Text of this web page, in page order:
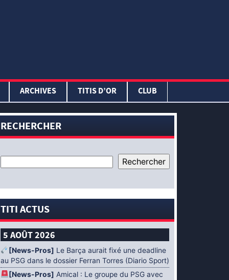
ARCHIVES TITIS D’OR CLUB
RECHERCHER
TITI ACTUS
5 AOÛT 2026
[News-Pros] Le Barça aurait fixé une deadline
au PSG dans le dossier Ferran Torres (Diario Sport)
[News-Pros] Amical : Le groupe du PSG avec